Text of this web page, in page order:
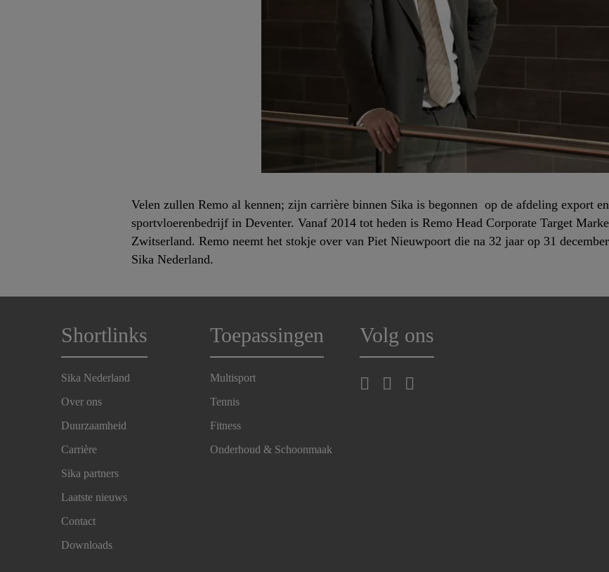
Velen zullen Remo al kennen; zijn carrière binnen Sika is begonnen op de afdeling export
sportvloerenbedrijf in Deventer. Vanaf 2014 tot heden is Remo Head Corporate Target
Zwitserland. Remo neemt het stokje over van Piet Nieuwpoort die na 32 jaar op 31
Sika Nederland.
Shortlinks
Sika Nederland
Over ons
Duurzaamheid
Carrière
Sika partners
Laatste nieuws
Contact
Downloads
Toepassingen
Multisport
Tennis
Fitness
Onderhoud & Schoonmaak
Volg ons